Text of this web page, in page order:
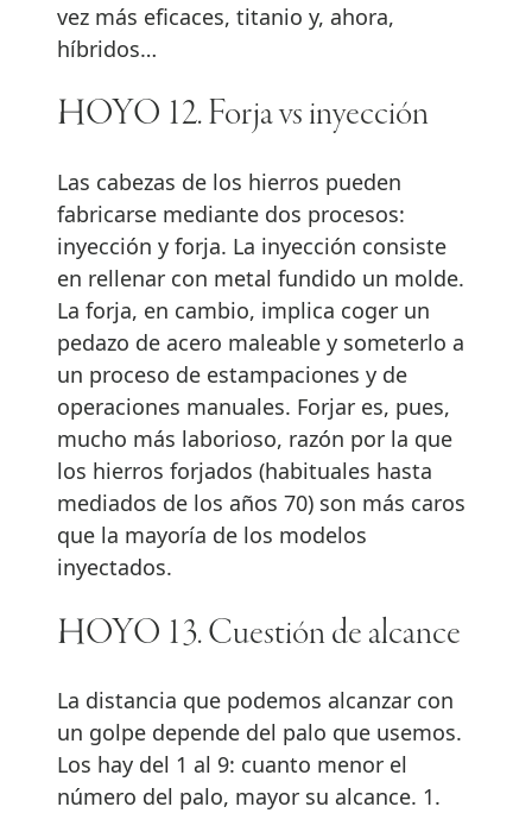
vez más eficaces, titanio y, ahora,
híbridos…
HOYO 12. Forja vs inyección
Las cabezas de los hierros pueden
fabricarse mediante dos procesos:
inyección y forja. La inyección consiste
en rellenar con metal fundido un molde.
La forja, en cambio, implica coger un
pedazo de acero maleable y someterlo a
un proceso de estampaciones y de
operaciones manuales. Forjar es, pues,
mucho más laborioso, razón por la que
los hierros forjados (habituales hasta
mediados de los años 70) son más caros
que la mayoría de los modelos
inyectados.
HOYO 13. Cuestión de alcance
La distancia que podemos alcanzar con
un golpe depende del palo que usemos.
Los hay del 1 al 9: cuanto menor el
número del palo, mayor su alcance. 1.